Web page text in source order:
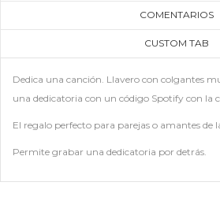
COMENTARIOS
CUSTOM TAB
Dedica una canción. Llavero con colgantes
una dedicatoria con un código Spotify con la
El regalo perfecto para parejas o amantes de
Permite grabar una dedicatoria por detrás.